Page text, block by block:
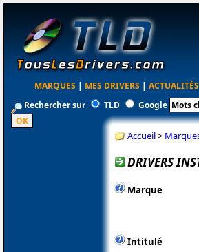
MARQUES | MES DRIVERS | ACTUALITÉS
Rechercher sur
TLD Google
Accueil>
DRIVERS
Marque
Intitulé